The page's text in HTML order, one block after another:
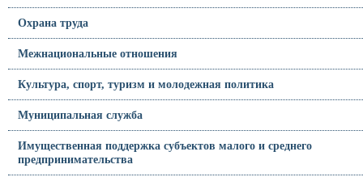
Охрана труда
Межнациональные отношения
Культура, спорт, туризм и молодежная политика
Муниципальная служба
Имущественная поддержка субъектов малого и среднего
предпринимательства